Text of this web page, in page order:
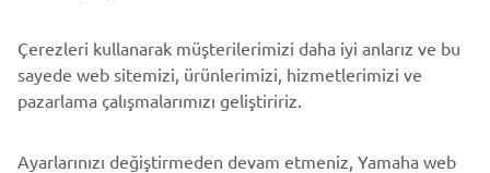
BÜLTEN
En son fırsatları, özel etkinlikleri, yeni çıkan ürünleri ve daha
fazlasını ilk öğrenen siz olun
Çerezleri kullanarak müşterilerimizi daha iyi anlarız ve bu
sayede web sitemizi, ürünlerimizi, hizmetlerimizi ve
pazarlama çalışmalarımızı geliştiririz.
Ayarlarınızı değiştirmeden devam etmeniz, Yamaha web